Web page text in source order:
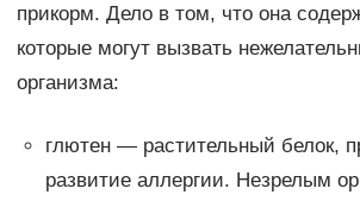
прикорм. Дело в том, что она
которые могут вызвать
организма:
глютен — растительный белок,
развитие аллергии. Незрелым